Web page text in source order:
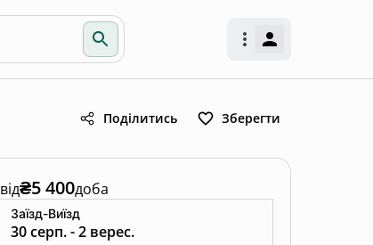
Поділитись Зберегти
від₴5 400доба
Заїзд-Виїзд
30 серп. - 2 верес.